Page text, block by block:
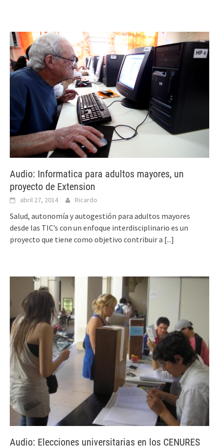
Audio: Informatica para adultos mayores, un
proyecto de Extension
abril 27, 2014 Ricardo
Salud, autonomía y autogestión para adultos mayores
desde las TIC’s con un enfoque interdisciplinario es un
proyecto que tiene como objetivo contribuir a [...]
Audio: Elecciones universitarias en los CENURES